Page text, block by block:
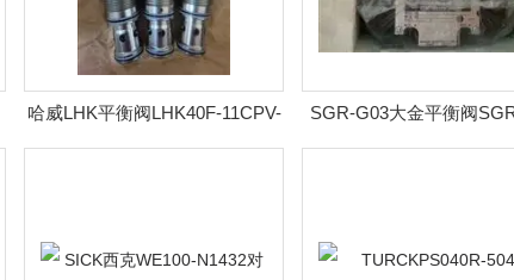
哈威LHK平衡阀LHK40F-11CPV-
350
SGR-G03大金平衡阀
现货